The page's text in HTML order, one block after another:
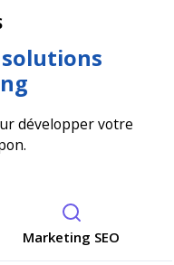
solutions
développer votre
Marketing SEO